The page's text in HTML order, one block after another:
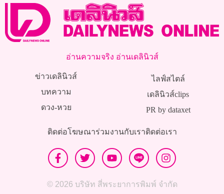
อ่านความจริง อ่านเดลินิวส์
ข่าวเดลินิวส์
บทความ
ดวง-หวย
ไลฟ์สไตล์
เดลินิวส์clips
PR by dataxet
ติดต่อโฆษณาร่วมงานกับเราติดต่อเรา
© 2026 บริษัท สี่พระยาการพิมพ์ จำกัด